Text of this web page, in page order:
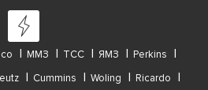
ММЗ ТСС ЯМЗ
Perkins
Cummins Woling
Ricardo